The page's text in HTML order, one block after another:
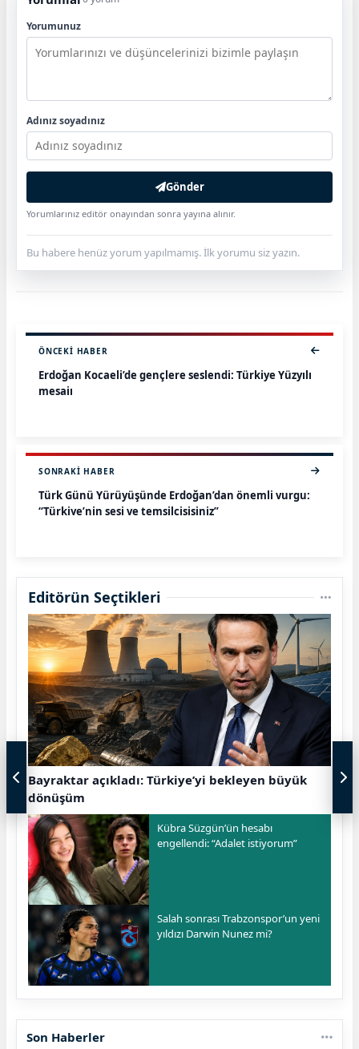
Yorumunuz
Adınız soyadınız
Gönder
Yorumlarınız editör onayından sonra yayına alınır.
Bu habere henüz yorum yapılmamış. İlk yorumu siz yazın.
ÖNCEKI HABER
Erdoğan Kocaeli’de gençlere seslendi: Türkiye Yüzyılı
mesajı
SONRAKI HABER
Türk Günü Yürüyüşünde Erdoğan’dan önemli vurgu:
“Türkiye’nin sesi ve temsilcisisiniz”
Editörün Seçtikleri
Bayraktar açıkladı: Türkiye’yi bekleyen büyük
dönüşüm
Kübra Süzgün’ün hesabı
engellendi: “Adalet istiyorum”
Salah sonrası Trabzonspor’un yeni
yıldızı Darwin Nunez mi?
Son Haberler